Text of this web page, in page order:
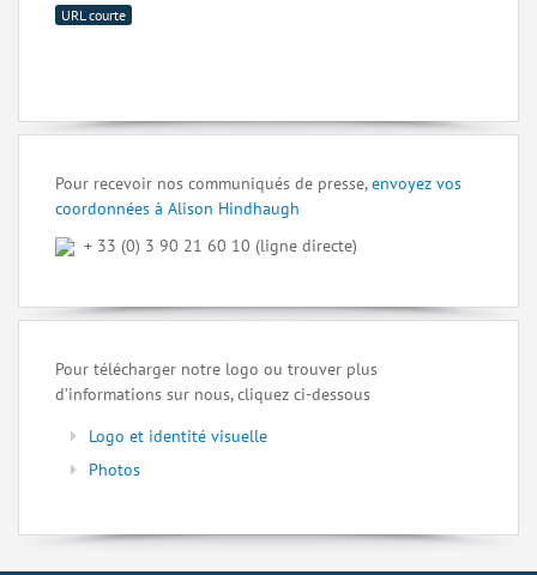
URL courte
Pour recevoir nos communiqués de presse,envoyez vos
coordonnées à Alison Hindhaugh
+ 33 (0) 3 90 21 60 10 (ligne directe)
Pour télécharger notre logo ou trouver plus
d’informations sur nous, cliquez ci-dessous
Logo et identité visuelle
Photos